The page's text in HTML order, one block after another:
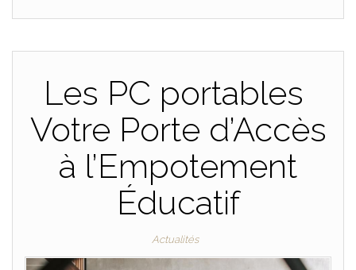
Les PC portables
Votre Porte d’Accès
à l’Empotement
Éducatif
Actualités